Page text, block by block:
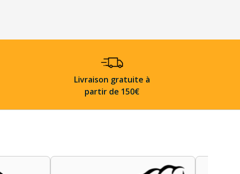
Livraison gratuite à
partir de 150€